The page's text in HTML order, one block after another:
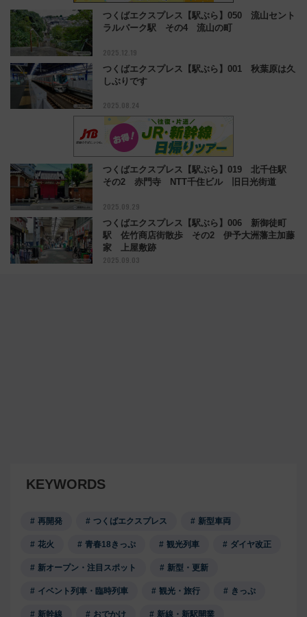
つくばエクスプレス【駅ぶら】050 流山セント
ラルパーク駅 その4 流山の町
2025.12.19
つくばエクスプレス【駅ぶら】001 秋葉原は久
しぶりです
2025.08.24
つくばエクスプレス【駅ぶら】019 北千住駅
その2 赤門寺 NTT千住ビル 旧日光街道
2025.09.29
つくばエクスプレス【駅ぶら】006 新御徒町
駅 佐竹商店街散歩 その2 伊予大洲藩主加藤
家 上屋敷跡
2025.09.03
KEYWORDS
再開発 つくばエクスプレス 新型車両
花火 青春18きっぷ 観光列車 ダイヤ改正
新オープン・注目スポット 新型・更新
イベント列車・臨時列車 観光・旅行 きっぷ
新幹線 おでかけ 新線・新駅開業